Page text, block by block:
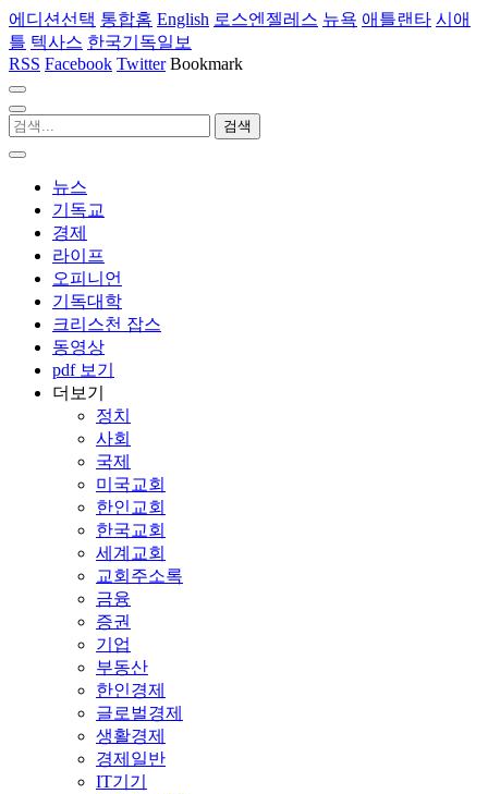
에디션선택 통합홈 English 로스엔젤레스 뉴욕 애틀랜타 시애
틀 텍사스 한국기독일보
RSS Facebook Twitter Bookmark
뉴스
기독교
경제
라이프
오피니언
기독대학
크리스천 잡스
동영상
pdf 보기
더보기
정치
사회
국제
미국교회
한인교회
한국교회
세계교회
교회주소록
금융
증권
기업
부동산
한인경제
글로벌경제
생활경제
경제일반
IT기기